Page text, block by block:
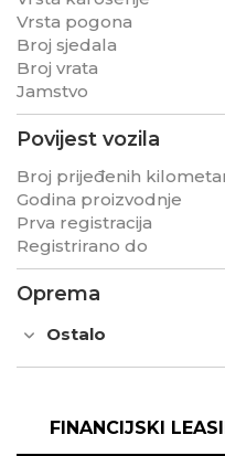
Vrsta pogona
Broj sjedala
Broj vrata
Jamstvo
Povijest vozila
Broj prijeđenih
Godina proizvodnje
Prva registracija
Registrirano do
Oprema
Ostalo
FINANCIJSKI